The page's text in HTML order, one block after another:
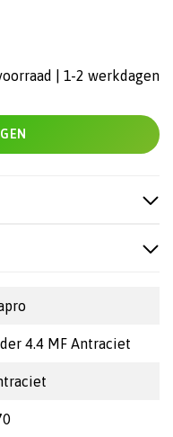
| 1-2 werkdagen
4.4 MF Antraciet